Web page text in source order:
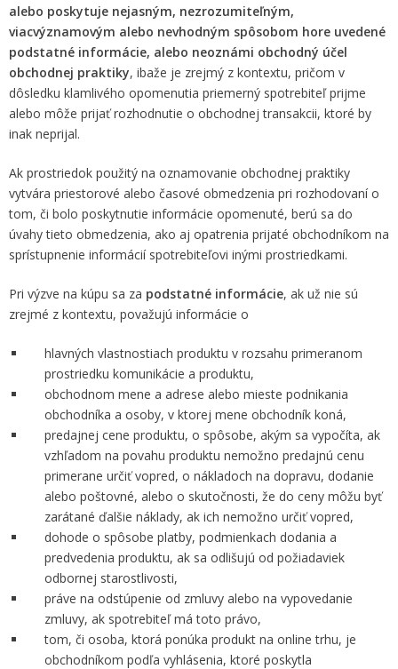
alebo poskytuje nejasným, nezrozumiteľným,
viacvýznamovým alebo nevhodným spôsobom hore uvedené
podstatné informácie, alebo neoznámi obchodný účel
obchodnej praktiky, ibaže je zrejmý z kontextu, pričom v
dôsledku klamlivého opomenutia priemerný spotrebiteľ prijme
alebo môže prijať rozhodnutie o obchodnej transakcii, ktoré by
inak neprijal.
Ak prostriedok použitý na oznamovanie obchodnej praktiky
vytvára priestorové alebo časové obmedzenia pri rozhodovaní o
tom, či bolo poskytnutie informácie opomenuté, berú sa do
úvahy tieto obmedzenia, ako aj opatrenia prijaté obchodníkom na
sprístupnenie informácií spotrebiteľovi inými prostriedkami.
Pri výzve na kúpu sa za podstatné informácie, ak už nie sú
zrejmé z kontextu, považujú informácie o
hlavných vlastnostiach produktu v rozsahu primeranom
prostriedku komunikácie a produktu,
obchodnom mene a adrese alebo mieste podnikania
obchodníka a osoby, v ktorej mene obchodník koná,
predajnej cene produktu, o spôsobe, akým sa vypočíta, ak
vzhľadom na povahu produktu nemožno predajnú cenu
primerane určiť vopred, o nákladoch na dopravu, dodanie
alebo poštovné, alebo o skutočnosti, že do ceny môžu byť
zarátané ďalšie náklady, ak ich nemožno určiť vopred,
dohode o spôsobe platby, podmienkach dodania a
predvedenia produktu, ak sa odlišujú od požiadaviek
odbornej starostlivosti,
práve na odstúpenie od zmluvy alebo na vypovedanie
zmluvy, ak spotrebiteľ má toto právo,
tom, či osoba, ktorá ponúka produkt na online trhu, je
obchodníkom podľa vyhlásenia, ktoré poskytla